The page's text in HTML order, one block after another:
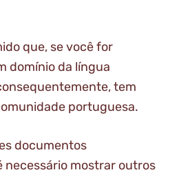
que, se você for
domínio da língua
tem
portuguesa.
documentos
necessário mostrar outros